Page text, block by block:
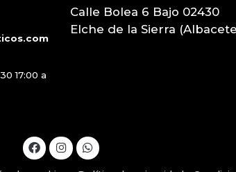
17:00 a
Calle Bolea 6 Bajo 02430
Elche de la Sierra